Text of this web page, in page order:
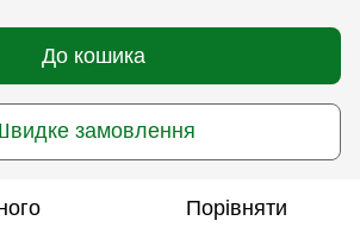
До кошика
замовлення
Порівняти